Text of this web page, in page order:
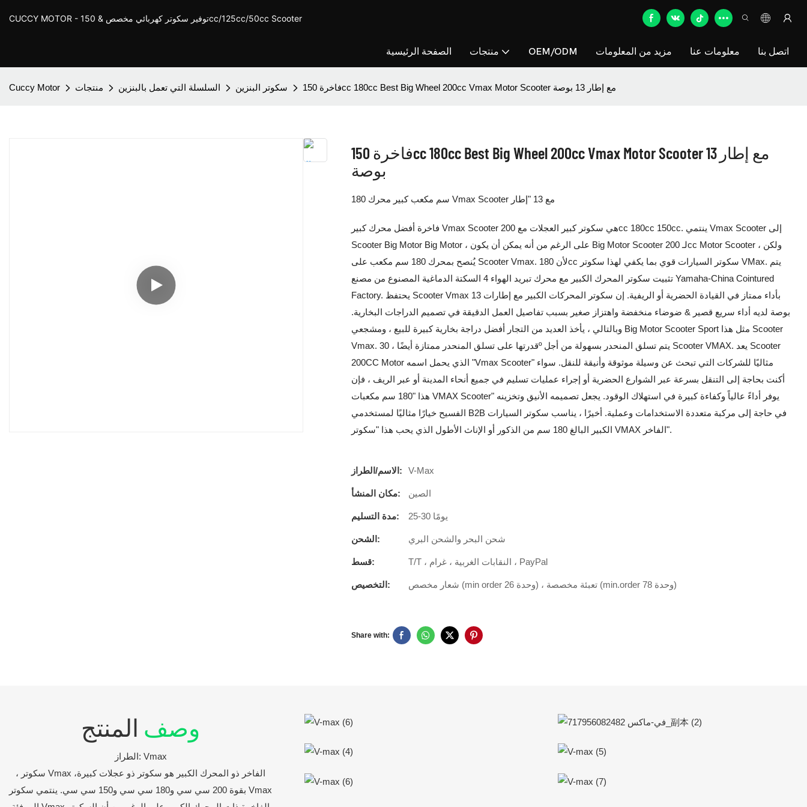
CUCCY MOTOR - توفير سكوتر كهربائي مخصص & 150cc/125cc/50cc Scooter
الصفحة الرئيسية منتجات OEM/ODM مزيد من المعلومات معلومات عنا اتصل بنا
Cuccy Motor منتجات السلسلة التي تعمل بالبنزين سكوتر البنزين فاخرة 150cc 180cc Best Big Wheel 200cc Vmax Motor Scooter مع إطار 13 بوصة
فاخرة 150cc 180cc Best Big Wheel 200cc Vmax Motor Scooter مع إطار 13
بوصة
180 سم مكعب كبير محرك Vmax Scooter مع 13 "إطار
فاخرة أفضل محرك كبير Vmax Scooter هي سكوتر كبير العجلات مع 200cc 180cc 150cc. ينتمي Vmax Scooter إلى
Scooter Big Motor Big Motor ، على الرغم من أنه يمكن أن يكون Big Motor Scooter لـ 200cc Motor Scooter ، ولكن
يُنصح بمحرك 180 سم مكعب على Scooter Vmax. لأن 180cc سكوتر السيارات قوي بما يكفي لهذا سكوتر VMax. يتم
تثبيت سكوتر المحرك الكبير مع محرك تبريد الهواء 4 السكتة الدماغية المصنوع من مصنع Yamaha-China Cointured
Factory. يحتفظ Scooter Vmax بأداء ممتاز في القيادة الحضرية أو الريفية. إن سكوتر المحركات الكبير مع إطارات 13
بوصة لديه أداء سريع قصير & ضوضاء منخفضة واهتزاز صغير بسبب تفاصيل العمل الدقيقة في تصميم الدراجات البخارية.
وبالتالي ، يأخذ العديد من التجار أفضل دراجة بخارية كبيرة للبيع ، ومشجعي Big Motor Scooter Sport مثل هذا Scooter
Vmax. قدرتها على تسلق المنحدر ممتازة أيضًا ، 30º يتم تسلق المنحدر بسهولة من أجل Scooter VMAX. يعد Scooter
200CC Motor الذي يحمل اسمه "Vmax Scooter" مثاليًا للشركات التي تبحث عن وسيلة موثوقة وأنيقة للنقل. سواء
أكنت بحاجة إلى التنقل بسرعة عبر الشوارع الحضرية أو إجراء عمليات تسليم في جميع أنحاء المدينة أو عبر الريف ، فإن
هذا "180 سم مكعبات VMAX Scooter" يوفر أداءً عالياً وكفاءة كبيرة في استهلاك الوقود. يجعل تصميمه الأنيق وتخزينه
الفسيح خيارًا مثاليًا لمستخدمي B2B في حاجة إلى مركبة متعددة الاستخدامات وعملية. أخيرًا ، يناسب سكوتر السيارات
الكبير البالغ 180 سم من الذكور أو الإناث الأطول الذي يحب هذا "سكوتر VMAX الفاخر".
الاسم/الطراز: V-Max
مكان المنشأ: الصين
مدة التسليم: 25-30 يومًا
الشحن: شحن البحر والشحن البري
قسط: T/T ، النقابات الغربية ، غرام ، PayPal
التخصيص: شعار مخصص (min order 26 وحدة) ، تعبئة مخصصة (min.order 78 وحدة)
Share with:
وصف المنتج
الطراز: Vmax
، سكوتر Vmax الفاخر ذو المحرك الكبير هو سكوتر ذو عجلات كبيرة،
بقوة 200 سي سي و180 سي سي و150 سي سي. ينتمي سكوتر Vmax